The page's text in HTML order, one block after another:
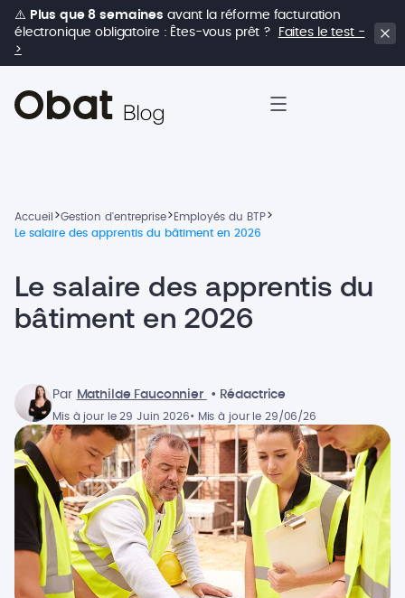
⚠️ Plus que 8 semaines avant la réforme facturation
électronique obligatoire : Êtes-vous prêt ?
Faites le test -
>
Accueil >Gestion d'entreprise> Employés du BTP>
Le salaire des apprentis du bâtiment en 2026
Le salaire des apprentis du
bâtiment en 2026
Par Mathilde Fauconnier • Rédactrice
Mis à jour le 29 Juin 2026• Mis à jour le 29/06/26